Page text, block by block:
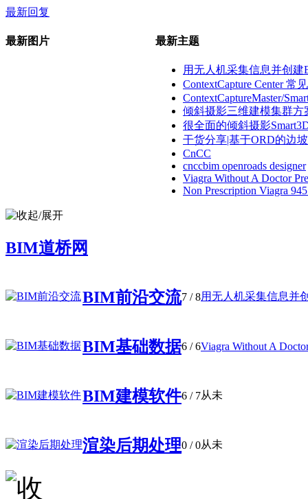
最新回复
最新图片 最新主题
用无人机采集信息并创建
ContextCapture Center 常
ContextCaptureMaster/
倾斜摄影三维建模集群方
很全面的倾斜摄影
干货分享|基于ORD的边
CnCC
cnccbim openroads designer
Viagra Without A Doctor
Non Prescription Viagra
BIM道桥网
BIM前沿交流7 / 8用无人机采集信息并
BIM基础数据6 / 6Viagra Without A
BIM建模软件6 / 7从未
渲染后期处理0 / 0从未